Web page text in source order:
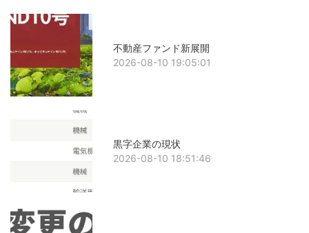
不動産ファンド新展開
2026-08-10 19:05:01
黒字企業の現状
2026-08-10 18:51:46